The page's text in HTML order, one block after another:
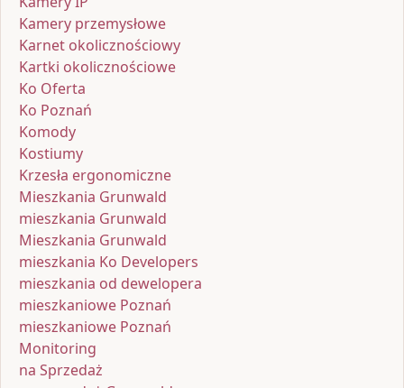
Kamery przemysłowe
Karnet okolicznościowy
Kartki okolicznościowe
Ko Oferta
Ko Poznań
Komody
Kostiumy
Krzesła ergonomiczne
Mieszkania Grunwald
mieszkania Grunwald
Mieszkania Grunwald
mieszkania Ko Developers
mieszkania od dewelopera
mieszkaniowe Poznań
mieszkaniowe Poznań
Monitoring
na Sprzedaż